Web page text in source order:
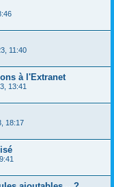
11:40
à l'Extranet
13:41
18:17